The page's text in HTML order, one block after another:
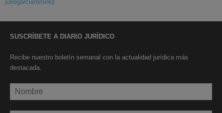
juliogarciaramirez
SUSCRÍBETE A DIARIO JURÍDICO
Recibe nuestro boletín semanal con la actualidad jurídica más
destacada.